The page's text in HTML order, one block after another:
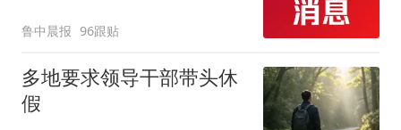
两，做成红烧辣子鱼块，
味道很好
鲁中晨报 96跟贴
多地要求领导干部带头休
假